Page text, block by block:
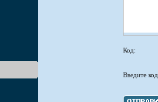
Код:
Введите